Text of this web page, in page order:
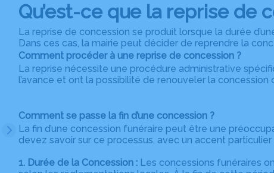
Qu’est-ce que la reprise de
La reprise de concession se produit lorsque la durée
Dans ces cas, la mairie peut décider de reprendre la
Comment procéder à une reprise de concession ?
La reprise nécessite une procédure administrative
l’avance et ont la possibilité de renouveler la
Comment se passe la fin d’une concession ?
La fin d’une concession funéraire peut être une
devez savoir sur ce processus, avec un accent particulier
1. Durée de la Concession :Les concessions funéraires